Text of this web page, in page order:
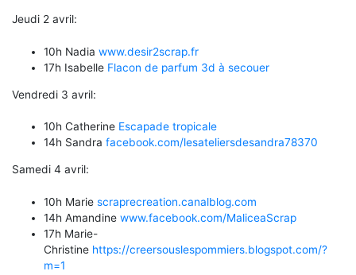
Jeudi 2 avril:
10h Nadia www.desir2scrap.fr
17h Isabelle Flacon de parfum 3d à secouer
Vendredi 3 avril:
10h Catherine Escapade tropicale
14h Sandra facebook.com/lesateliersdesandra78370
Samedi 4 avril:
10h Marie scraprecreation.canalblog.com
14h Amandine www.facebook.com/MaliceaScrap
17h Marie-
Christine https://creersouslespommiers.blogspot.com/?
m=1